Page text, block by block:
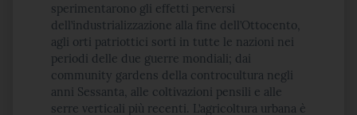
sperimentarono gli effetti perversi
dell’industrializzazione alla fine dell’Ottocento,
agli orti patriottici sorti in tutte le nazioni nei
periodi delle due guerre mondiali; dai
community gardens della controcultura negli
anni Sessanta, alle coltivazioni pensili e alle
serre verticali più recenti. L’agricoltura urbana è